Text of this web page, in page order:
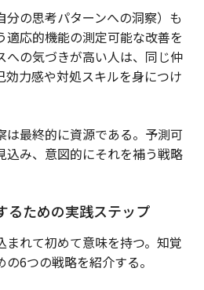
分の思考パターンへの洞察）も
適応的機能の測定可能な改善を
への気づきが高い人は、同じ仲
効力感や対処スキルを身につけ
は最終的に資源である。予測可
込み、意図的にそれを補う戦略
るための実践ステップ
れて初めて意味を持つ。知覚
6つの戦略を紹介する。